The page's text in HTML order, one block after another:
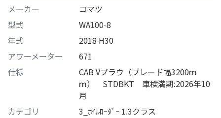
メーカー
コマツ
型式
WA100-8
年式
2018 H30
アワーメーター
671
仕様
CAB Vプラウ（ブレード幅3200ｍ
ｍ） STDBKT 車検満期:2026年10
月
カテゴリ
3_ﾎｲﾙﾛｰﾀﾞｰ 1.3クラス